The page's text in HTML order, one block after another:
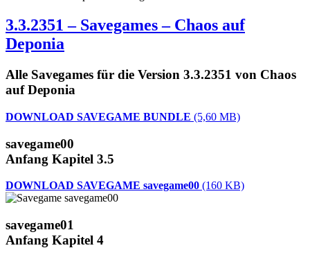
3.3.2351 – Savegames – Chaos auf
Deponia
Alle Savegames für die Version 3.3.2351 von Chaos
auf Deponia
DOWNLOAD SAVEGAME BUNDLE (5,60 MB)
savegame00
Anfang Kapitel 3.5
DOWNLOAD SAVEGAME savegame00 (160 KB)
savegame01
Anfang Kapitel 4